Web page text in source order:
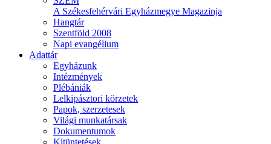
A Székesfehérvári Egyházmegye Magazinja
Hangtár
Szentföld 2008
Napi evangélium
Adattár
Egyházunk
Intézmények
Plébániák
Lelkipásztori körzetek
Papok, szerzetesek
Világi munkatársak
Dokumentumok
Kitüntetések